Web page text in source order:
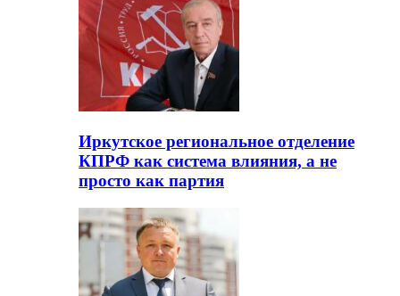
Иркутское региональное отделение
КПРФ как система влияния, а не
просто как партия